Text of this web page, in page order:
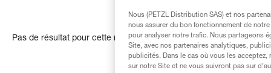
Pas de résultat pour cette recherche
Nous (PETZL Distribution SAS) et nos
nous assurer du bon fonctionnement de
pour analyser notre trafic. Nous partageons
Site, avec nos partenaires analytiques,
publicités. Dans le cas où vous les
sur notre Site et ne vous suivront pas sur